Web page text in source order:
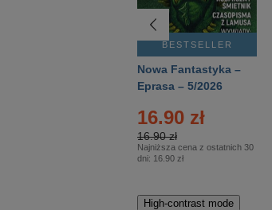
BESTSELLER
Nowa Fantastyka –
Eprasa – 5/2026
16.90 zł
16.90 zł
Najniższa cena z ostatnich 30
dni: 16.90 zł
High-contrast mode